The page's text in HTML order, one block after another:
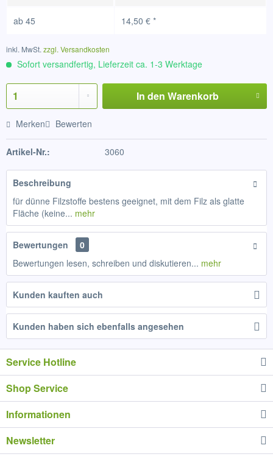
ab 45 14,50 € *
inkl. MwSt. zzgl. Versandkosten
Sofort versandfertig, Lieferzeit ca. 1-3 Werktage
In den Warenkorb
Merken Bewerten
Artikel-Nr.: 3060
Beschreibung
für dünne Filzstoffe bestens geeignet, mit dem Filz als glatte
Fläche (keine... mehr
Bewertungen
0
Bewertungen lesen, schreiben und diskutieren... mehr
Kunden kauften auch
Kunden haben sich ebenfalls angesehen
Service Hotline
Shop Service
Informationen
Newsletter